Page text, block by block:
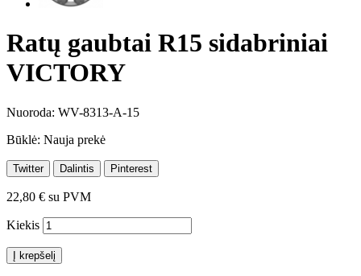
Ratų gaubtai R15 sidabriniai
VICTORY
Nuoroda: WV-8313-A-15
Būklė: Nauja prekė
Twitter Dalintis Pinterest
22,80 € su PVM
Kiekis
Į krepšelį